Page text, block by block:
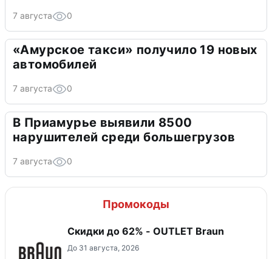
7 августа 0
«Амурское такси» получило 19 новых
автомобилей
7 августа 0
В Приамурье выявили 8500
нарушителей среди большегрузов
7 августа 0
Промокоды
Скидки до 62% - OUTLET Braun
До 31 августа, 2026